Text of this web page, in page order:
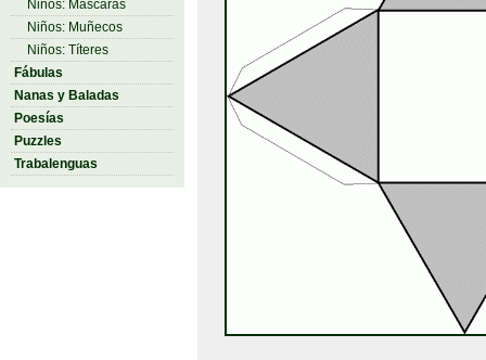
Niños: Máscaras
Niños: Muñecos
Niños: Títeres
Fábulas
Nanas y Baladas
Poesías
Puzzles
Trabalenguas